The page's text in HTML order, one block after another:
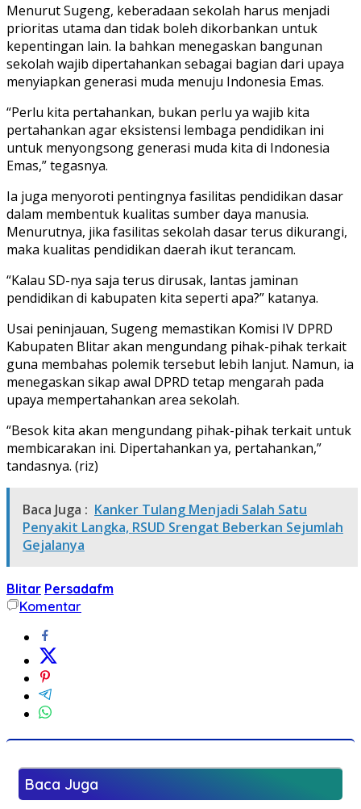
Menurut Sugeng, keberadaan sekolah harus menjadi
prioritas utama dan tidak boleh dikorbankan untuk
kepentingan lain. Ia bahkan menegaskan bangunan
sekolah wajib dipertahankan sebagai bagian dari upaya
menyiapkan generasi muda menuju Indonesia Emas.
“Perlu kita pertahankan, bukan perlu ya wajib kita
pertahankan agar eksistensi lembaga pendidikan ini
untuk menyongsong generasi muda kita di Indonesia
Emas,” tegasnya.
Ia juga menyoroti pentingnya fasilitas pendidikan dasar
dalam membentuk kualitas sumber daya manusia.
Menurutnya, jika fasilitas sekolah dasar terus dikurangi,
maka kualitas pendidikan daerah ikut terancam.
“Kalau SD-nya saja terus dirusak, lantas jaminan
pendidikan di kabupaten kita seperti apa?” katanya.
Usai peninjauan, Sugeng memastikan Komisi IV DPRD
Kabupaten Blitar akan mengundang pihak-pihak terkait
guna membahas polemik tersebut lebih lanjut. Namun, ia
menegaskan sikap awal DPRD tetap mengarah pada
upaya mempertahankan area sekolah.
“Besok kita akan mengundang pihak-pihak terkait untuk
membicarakan ini. Dipertahankan ya, pertahankan,”
tandasnya. (riz)
Baca Juga : Kanker Tulang Menjadi Salah Satu
Penyakit Langka, RSUD Srengat Beberkan Sejumlah
Gejalanya
Blitar Persadafm
Komentar
Baca Juga